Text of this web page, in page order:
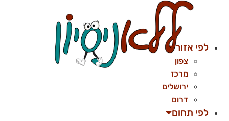
לפי אזור
צפון
מרכז
ירושלים
דרום
לפי תחום